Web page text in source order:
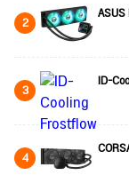
2
3 ID-
4